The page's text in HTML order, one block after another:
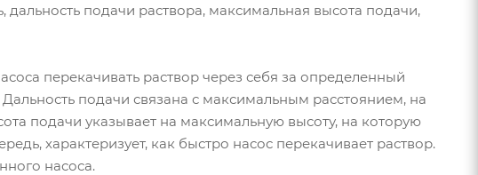
подачи раствора, максимальная высота подачи,
перекачивать раствор через себя за определенный
подачи связана с максимальным расстоянием, на
подачи указывает на максимальную высоту, на которую
характеризует, как быстро насос перекачивает раствор.
насоса.